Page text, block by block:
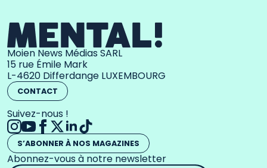
Moien News Médias SARL
15 rue Émile Mark
L-4620 Differdange LUXEMBOURG
CONTACT
Suivez-nous !
S’ABONNER À NOS MAGAZINES
Abonnez-vous à notre newsletter